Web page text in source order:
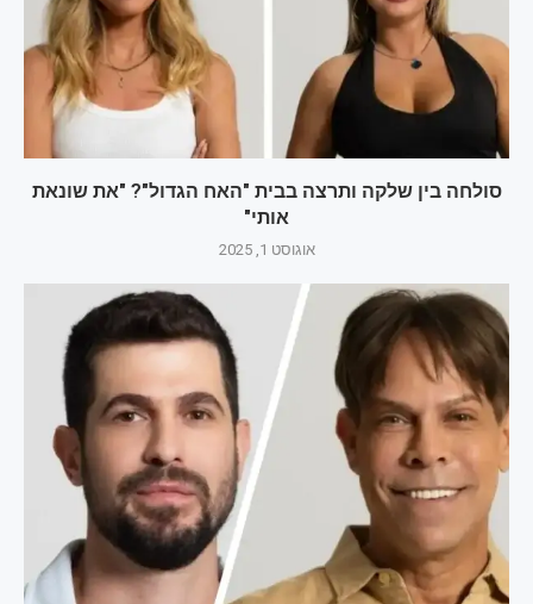
סולחה בין שלקה ותרצה בבית "האח הגדול"? "את שונאת
אותי"
אוגוסט 1, 2025